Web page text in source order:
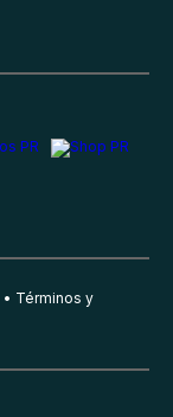
Términos y